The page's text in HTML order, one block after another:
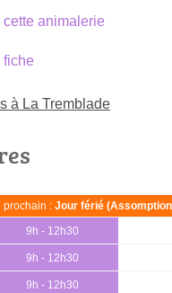
cette animalerie
fiche
à La Tremblade
prochain : Jour férié
9h - 12h30
9h - 12h30
9h - 12h30